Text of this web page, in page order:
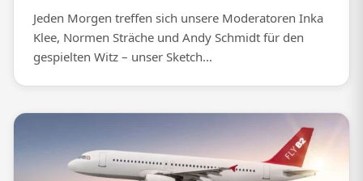
Jeden Morgen treffen sich unsere Moderatoren Inka
Klee, Normen Sträche und Andy Schmidt für den
gespielten Witz – unser Sketch...